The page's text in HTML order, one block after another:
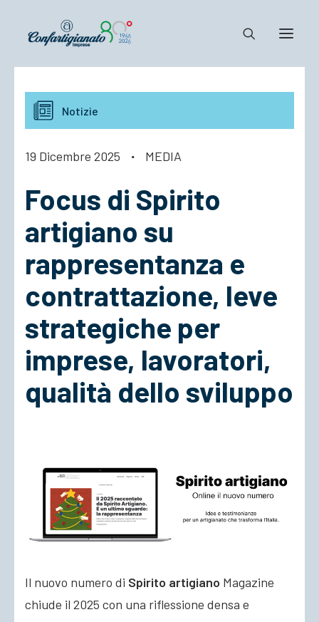
Notizie e Documenti
Confartigianato
Cosa Facciamo
ACCEDI
Notizie
19 Dicembre 2025 · MEDIA
Focus di Spirito
artigiano su
rappresentanza e
contrattazione, leve
strategiche per
imprese, lavoratori,
qualità dello sviluppo
Il nuovo numero di Spirito artigiano Magazine
chiude il 2025 con una riflessione densa e